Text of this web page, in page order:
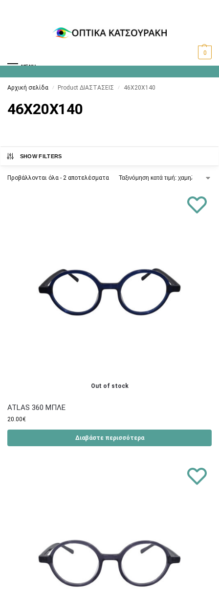
MENU
0
Αρχική σελίδα / Product ΔΙΑΣΤΑΣΕΙΣ / 46X20X140
46X20X140
SHOW FILTERS
Προβάλλονται όλα - 2 αποτελέσματα
Out of stock
ATLAS 360 ΜΠΛΕ
20.00€
Διαβάστε περισσότερα